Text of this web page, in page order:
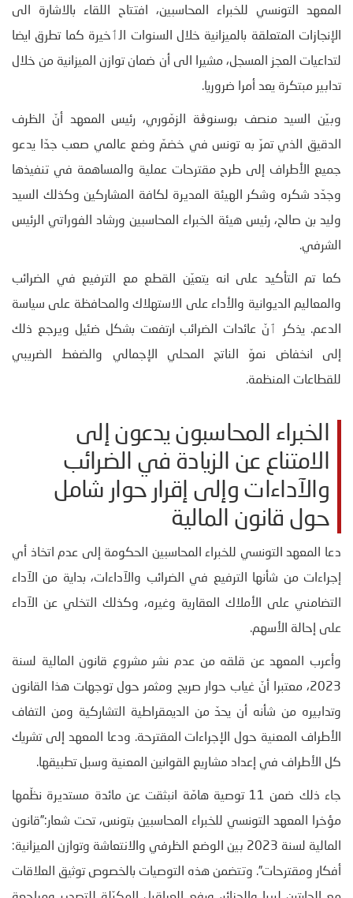
المعهد التونسي للخبراء المحاسبين، افتتاح اللقاء بالاشارة الى
الإنجازات المتعلقة بالميزانية خلال السنوات الٲخيرة كما تطرق ايضا
لتداعيات العجز المسجل، مشيرا الى أن ضمان توازن الميزانية من خلال
تدابير مبتكرة يعد أمرا ضروريا.
وبيّن السيد منصف بوسنوڨة الزمّوري، رئيس المعهد أنّ الظرف
الدقيق الذي تمرّ به تونس في خضمّ وضع عالمي صعب جدّا يدعو
جميع الأطراف إلى طرح مقترحات عملية والمساهمة في تنفيذها
وجدّد شكره وشكر الهيئة المديرة لكافة المشاركين وكذلك السيد
وليد بن صالح، رئيس هيئة الخبراء المحاسبين ورشاد الفوراتي الرئيس
الشرفي.
كما تم التأكيد على انه يتعيّن القطع مع الترفيع في الضرائب
والمعاليم الديوانية والأداء على الاستهلاك والمحافظة على سياسة
الدعم. يذكر ٲنّ عائدات الضرائب ارتفعت بشكل ضئيل ويرجع ذلك
إلى انخفاض نموّ الناتج المحلي الإجمالي والضغط الضريبي
للقطاعات المنظمة.
الخبراء المحاسبون يدعون إلى
الامتناع عن الزيادة في الضرائب
والآداءات وإلى إقرار حوار شامل
حول قانون المالية
دعا المعهد التونسي للخبراء المحاسبين الحكومة إلى عدم اتخاذ أي
إجراءات من شأنها الترفيع في الضرائب والآداءات، بداية من الآداء
التضامني على الأملاك العقارية وغيره، وكذلك التخلي عن الآداء
على إحالة الأسهم.
وأعرب المعهد عن قلقه من عدم نشر مشروع قانون المالية لسنة
2023، معتبرا أنّ غياب حوار صريح ومثمر حول توجهات هذا القانون
وتدابيره من شأنه أن يحدّ من الديمقراطية التشاركية ومن التفاف
الأطراف المعنية حول الإجراءات المقترحة. ودعا المعهد إلى تشريك
كل الأطراف في إعداد مشاريع القوانين المعنية وسبل تطبيقها.
جاء ذلك ضمن 11 توصية هامّة انبثقت عن مائدة مستديرة نظّمها
مؤخرا المعهد التونسي للخبراء المحاسبين بتونس، تحت شعار:”قانون
المالية لسنة 2023 بين الوضع الظرفي والانتعاشة وتوازن الميزانية:
أفكار ومقترحات”. وتتضمن هذه التوصيات بالخصوص توثيق العلاقات